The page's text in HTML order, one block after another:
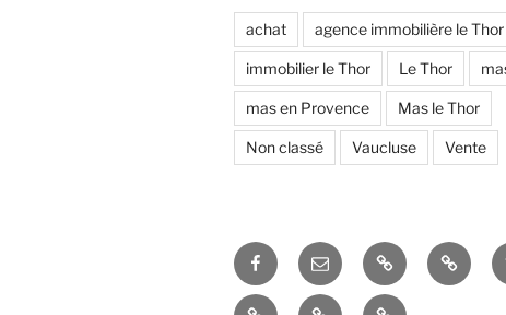
achat agence immobilière le Thor
immobilier le Thor Le Thor
mas en Provence Mas le Thor
Non classé Vaucluse Vente
FacebookCourriel
–
Email
Accés
admin
Hobby
Espace Le La